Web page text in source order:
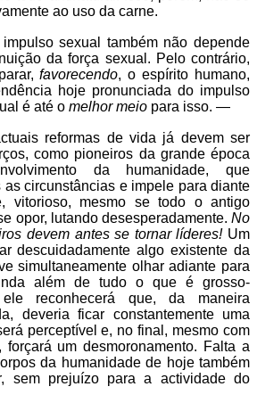
ao uso da carne.
sexual também não depende
da força sexual. Pelo contrário,
favorecendo, o espírito humano,
hoje pronunciada do impulso
é até o melhor meio para isso. —
reformas de vida já devem ser
como pioneiros da grande época
da humanidade, que
circunstâncias e impele para diante
vitorioso, mesmo se todo o antigo
opor, lutando desesperadamente. No
devem antes se tornar líderes! Um
descuidadamente algo existente da
simultaneamente olhar adiante para
além de tudo o que é grosso-
reconhecerá que, da maneira
deveria ficar constantemente uma
perceptível e, no final, mesmo com
forçará um desmoronamento. Falta a
da humanidade de hoje também
sem prejuízo para a actividade do